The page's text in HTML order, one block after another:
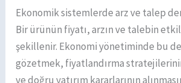
Ekonomik sistemlerde arz ve talep
Bir ürünün fiyatı, arzın ve talebin
şekillenir. Ekonomi yönetiminde bu
gözetmek, fiyatlandırma
ve doğru yatırım kararlarının